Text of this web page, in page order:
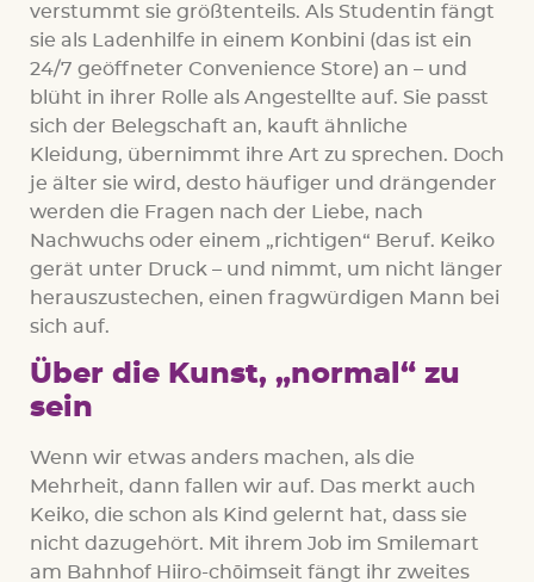
verstummt sie größtenteils. Als Studentin fängt
sie als Ladenhilfe in einem Konbini (das ist ein
24/7 geöffneter Convenience Store) an – und
blüht in ihrer Rolle als Angestellte auf. Sie passt
sich der Belegschaft an, kauft ähnliche
Kleidung, übernimmt ihre Art zu sprechen. Doch
je älter sie wird, desto häufiger und drängender
werden die Fragen nach der Liebe, nach
Nachwuchs oder einem „richtigen“ Beruf. Keiko
gerät unter Druck – und nimmt, um nicht länger
herauszustechen, einen fragwürdigen Mann bei
sich auf.
Über die Kunst, „normal“ zu
sein
Wenn wir etwas anders machen, als die
Mehrheit, dann fallen wir auf. Das merkt auch
Keiko, die schon als Kind gelernt hat, dass sie
nicht dazugehört. Mit ihrem Job im Smilemart
am Bahnhof Hiiro-chōimseit fängt ihr zweites